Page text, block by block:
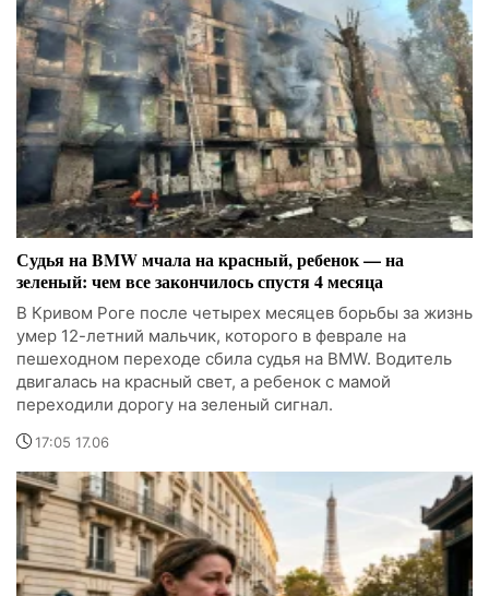
Судья на BMW мчала на красный, ребенок — на
зеленый: чем все закончилось спустя 4 месяца
В Кривом Роге после четырех месяцев борьбы за жизнь
умер 12-летний мальчик, которого в феврале на
пешеходном переходе сбила судья на BMW. Водитель
двигалась на красный свет, а ребенок с мамой
переходили дорогу на зеленый сигнал.
17:05 17.06